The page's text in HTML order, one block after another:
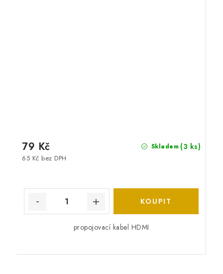
Skladem (3 ks)
65 Kč bez DPH
79 Kč
propojovací kabel HDMI